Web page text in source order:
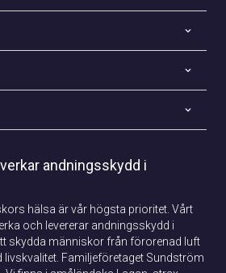
andningsskydd i
hälsa är vår högsta prioritet. Vårt
och levererar andningsskydd i
skydda människor från förorenad luft
livskvalitet. Familjeföretaget Sundström